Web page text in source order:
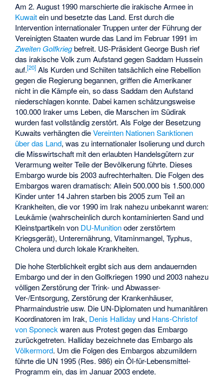
Am 2. August 1990 marschierte die irakische Armee in
Kuwaitein und besetzte das Land. Erst durch die
Intervention internationaler Truppen unter der Führung der
Vereinigten Staaten wurde das Land im Februar 1991 im
Zweiten Golfkriegbefreit. US-Präsident George Bush rief
das irakische Volk zum Aufstand gegen Saddam Hussein
auf.[20] Als Kurden und Schiiten tatsächlich eine Rebellion
gegen die Regierung begannen, griffen die Amerikaner
nicht in die Kämpfe ein, so dass Saddam den Aufstand
niederschlagen konnte. Dabei kamen schätzungsweise
100.000 Iraker ums Leben, die Marschen im Südirak
wurden fast vollständigzerstört. Als Folge der Besetzung
Kuwaits verhängten dieVereinten Nationen Sanktionen
über das Land, was zu internationaler Isolierung und durch
die Misswirtschaft mit den erlaubten Handelsgütern zur
Verarmung weiter Teile der Bevölkerung führte. Dieses
Embargo wurde bis 2003 aufrechterhalten. Die Folgen des
Embargos waren dramatisch: Allein 500.000 bis 1.500.000
Kinder unter 14 Jahren starben bis 2005 zum Teil an
Krankheiten, die vor 1990 im Irak nahezu unbekannt waren:
Leukämie (wahrscheinlich durch kontaminierten Sand und
Kleinstpartikeln von DU-Munitionoder zerstörtem
Kriegsgerät), Unterernährung, Vitaminmangel, Typhus,
Cholera und durch lokale Krankheiten.
Die hohe Sterblichkeit ergibt sich aus dem andauernden
Embargo und der in den Golfkriegen 1990 und 2003 nahezu
völligen Zerstörung der Trink- und Abwasser-
Ver-/Entsorgung, Zerstörung der Krankenhäuser,
Pharmaindustrie usw. Die UN-Diplomaten und humanitären
Koordinatoren im Irak, Denis Halliday und Hans-Christof
von Sponeck waren aus Protest gegen das Embargo
zurückgetreten. Halliday bezeichnete das Embargo als
Völkermord. Um die Folgen des Embargos abzumildern
führte die UN 1995 (Res. 986) einÖl-für-Lebensmittel-
Programm ein, das im Januar 2003 endete.